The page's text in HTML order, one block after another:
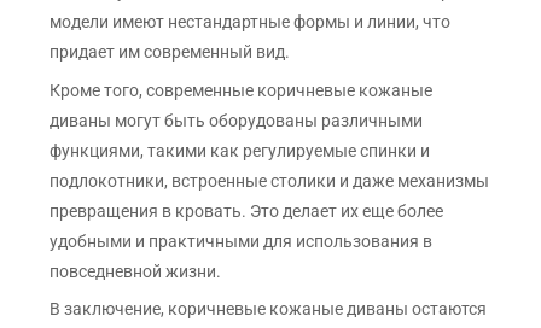
модели имеют нестандартные формы и линии, что
придает им современный вид.
Кроме того, современные коричневые кожаные
диваны могут быть оборудованы различными
функциями, такими как регулируемые спинки и
подлокотники, встроенные столики и даже механизмы
превращения в кровать. Это делает их еще более
удобными и практичными для использования в
повседневной жизни.
В заключение, коричневые кожаные диваны остаются